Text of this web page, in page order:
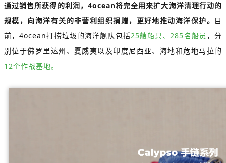
通过销售所获得的利润，4ocean将完全用来扩大海洋清理行动的
规模，向海洋有关的非营利组织捐赠，更好地推动海洋保护。 目
前，4ocean打捞垃圾的海洋舰队包括25艘船只、285名船员 ，分
别位于佛罗里达州、夏威夷以及印度尼西亚、海地和危地马拉的
12个作战基地。